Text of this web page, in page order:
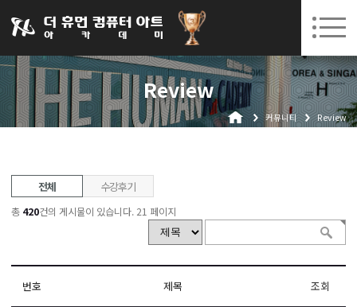
031-252-7277 수원캠퍼스 개강 08. 12.(수)
로그인 회원가입 고객센터
Review
커뮤니티 Review
전체 수강후기
총 420건의 게시물이 있습니다. 21 페이지
번호 제목 조회
아카데미소개
인사말
오시는길
생성형AI
실업자